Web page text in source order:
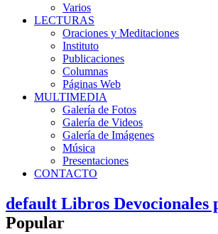
Varios
LECTURAS
Oraciones y Meditaciones
Instituto
Publicaciones
Columnas
Páginas Web
MULTIMEDIA
Galería de Fotos
Galería de Videos
Galería de Imágenes
Música
Presentaciones
CONTACTO
default Libros Devocionales
Popular